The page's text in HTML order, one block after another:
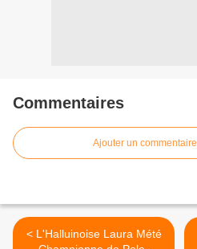
Commentaires
Ajouter un commentaire
< L'Halluinoise Laura Mété